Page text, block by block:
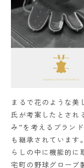
まるで花のような美
氏が考案したとされ
み”を考えるブラン
も継承されています
らしの中に機能的に
宅町の野球グローブ